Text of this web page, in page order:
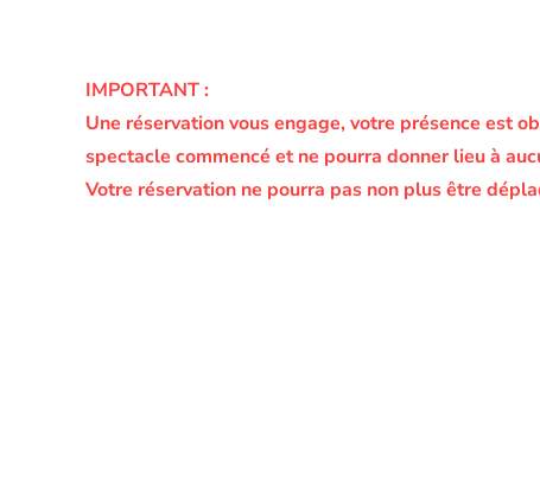
IMPORTANT :
Une réservation vous engage, votre présence est
spectacle commencé et ne pourra donner lieu à
Votre réservation ne pourra pas non plus être